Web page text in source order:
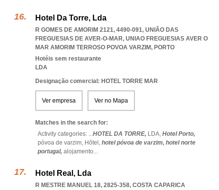
Hotel Da Torre, Lda
R GOMES DE AMORIM 2121, 4490-091, UNIÃO DAS
FREGUESIAS DE AVER-O-MAR, UNIAO FREGUESIAS AVER O
MAR AMORIM TERROSO POVOA VARZIM, PORTO
Hotéis sem restaurante
LDA
Designação comercial: HOTEL TORRE MAR
Ver empresa Ver no Mapa
Matches in the search for:
Activity categories: ...HOTEL DA TORRE, LDA, Hotel Porto,
póvoa de varzim, Hôtel, hotel póvoa de varzim, hotel norte
portugal, alojamento...
Hotel Real, Lda
R MESTRE MANUEL 18, 2825-358, COSTA CAPARICA